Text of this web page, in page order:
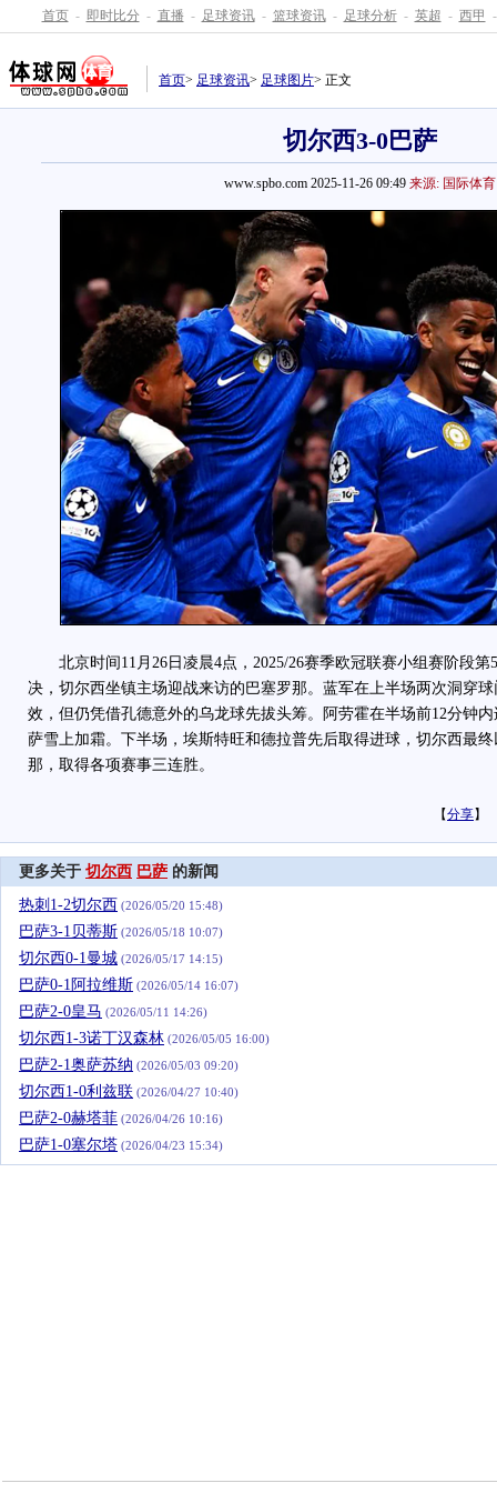
首页 - 即时比分 - 直播 - 足球资讯 - 篮球资讯 - 足球分析 - 英超 - 西甲 -
首页> 足球资讯> 足球图片> 正文
切尔西3-0巴萨
www.spbo.com 2025-11-26 09:49 来源: 国际体育
北京时间11月26日凌晨4点，2025/26赛季欧冠联赛小组赛阶段第
决，切尔西坐镇主场迎战来访的巴塞罗那。蓝军在上半场两次洞穿
效，但仍凭借孔德意外的乌龙球先拔头筹。阿劳霍在半场前12分钟
萨雪上加霜。下半场，埃斯特旺和德拉普先后取得进球，切尔西最
那，取得各项赛事三连胜。
【分享】
更多关于 切尔西 巴萨 的新闻
热刺1-2切尔西 (2026/05/20 15:48)
巴萨3-1贝蒂斯 (2026/05/18 10:07)
切尔西0-1曼城 (2026/05/17 14:15)
巴萨0-1阿拉维斯 (2026/05/14 16:07)
巴萨2-0皇马 (2026/05/11 14:26)
切尔西1-3诺丁汉森林 (2026/05/05 16:00)
巴萨2-1奥萨苏纳 (2026/05/03 09:20)
切尔西1-0利兹联 (2026/04/27 10:40)
巴萨2-0赫塔菲 (2026/04/26 10:16)
巴萨1-0塞尔塔 (2026/04/23 15:34)